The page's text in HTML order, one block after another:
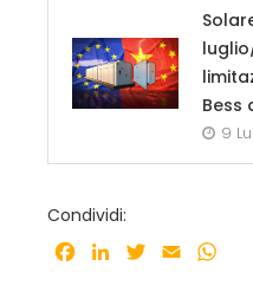
Bess
9
Condividi:
Facebook
LinkedInTwitter
Email